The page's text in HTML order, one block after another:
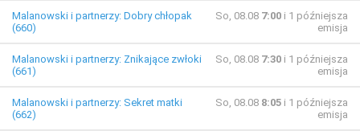
Malanowski i partnerzy: Dobry chłopak
(660)
So, 08.08 7:00 i 1 późniejsza
emisja
Malanowski i partnerzy: Znikające zwłoki
(661)
So, 08.08 7:30 i 1 późniejsza
emisja
Malanowski i partnerzy: Sekret matki
(662)
So, 08.08 8:05 i 1 późniejsza
emisja